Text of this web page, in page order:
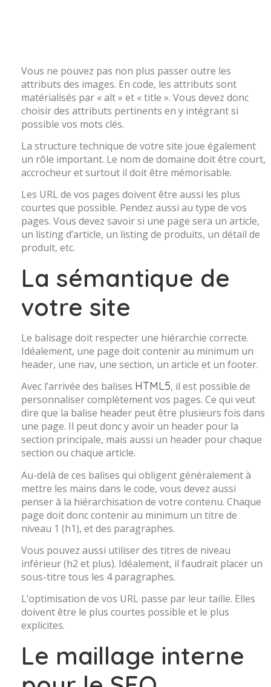
Vous ne pouvez pas non plus passer outre les
attributs des images. En code, les attributs sont
matérialisés par « alt » et « title ». Vous devez donc
choisir des attributs pertinents en y intégrant si
possible vos mots clés.
La structure technique de votre site joue également
un rôle important. Le nom de domaine doit être court,
accrocheur et surtout il doit être mémorisable.
Les URL de vos pages doivent être aussi les plus
courtes que possible. Pendez aussi au type de vos
pages. Vous devez savoir si une page sera un article,
un listing d’article, un listing de produits, un détail de
produit, etc.
La sémantique de
votre site
Le balisage doit respecter une hiérarchie correcte.
Idéalement, une page doit contenir au minimum un
header, une nav, une section, un article et un footer.
Avec l’arrivée des balises HTML5, il est possible de
personnaliser complètement vos pages. Ce qui veut
dire que la balise header peut être plusieurs fois dans
une page. Il peut donc y avoir un header pour la
section principale, mais aussi un header pour chaque
section ou chaque article.
Au-delà de ces balises qui obligent généralement à
mettre les mains dans le code, vous devez aussi
penser à la hiérarchisation de votre contenu. Chaque
page doit donc contenir au minimum un titre de
niveau 1 (h1), et des paragraphes.
Vous pouvez aussi utiliser des titres de niveau
inférieur (h2 et plus). Idéalement, il faudrait placer un
sous-titre tous les 4 paragraphes.
L’optimisation de vos URL passe par leur taille. Elles
doivent être le plus courtes possible et le plus
explicites.
Le maillage interne